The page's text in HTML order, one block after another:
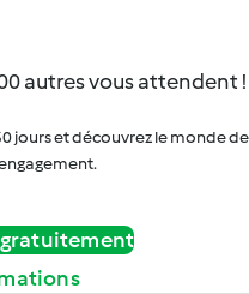
autres vous attendent !
jours et découvrez le monde de